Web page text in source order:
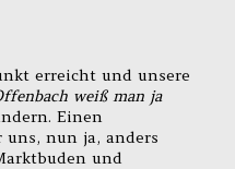
erreicht und unsere
weiß man ja
Einen
uns, nun ja, anders
und